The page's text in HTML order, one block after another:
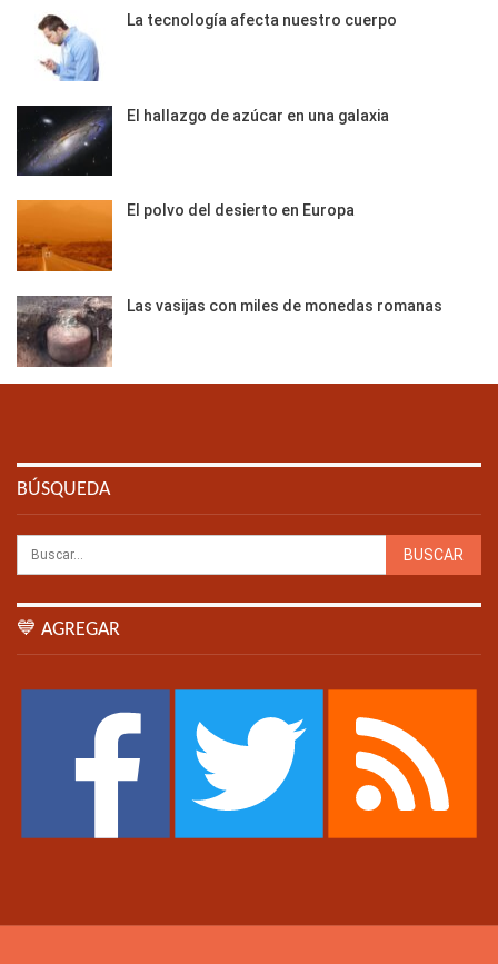
La tecnología afecta nuestro cuerpo
El hallazgo de azúcar en una galaxia
El polvo del desierto en Europa
Las vasijas con miles de monedas romanas
BÚSQUEDA
💙 AGREGAR